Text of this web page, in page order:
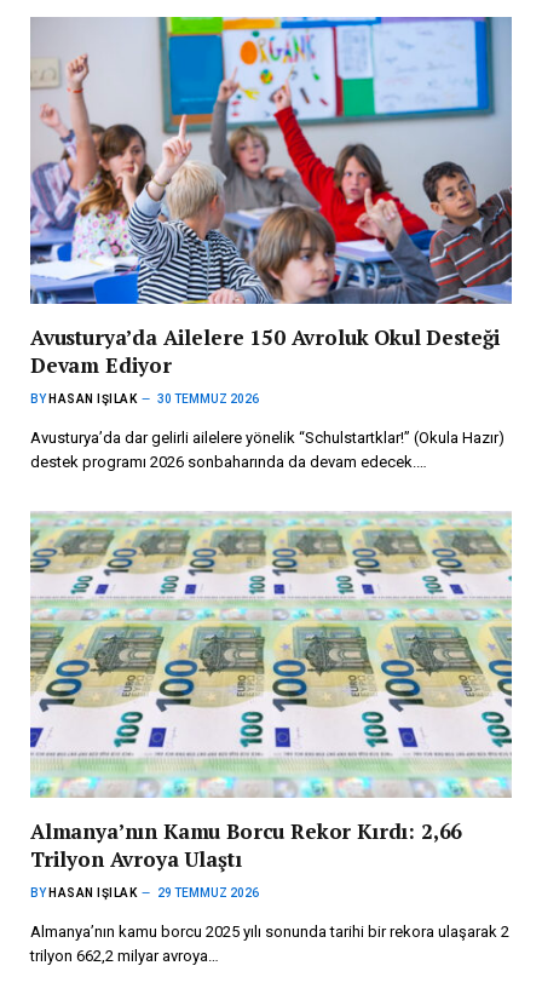
Avusturya’da Ailelere 150 Avroluk Okul Desteği
Devam Ediyor
BY HASAN IŞILAK 30 TEMMUZ 2026
Avusturya’da dar gelirli ailelere yönelik “Schulstartklar!” (Okula Hazır)
destek programı 2026 sonbaharında da devam edecek.…
Almanya’nın Kamu Borcu Rekor Kırdı: 2,66
Trilyon Avroya Ulaştı
BY HASAN IŞILAK 29 TEMMUZ 2026
Almanya’nın kamu borcu 2025 yılı sonunda tarihi bir rekora ulaşarak 2
trilyon 662,2 milyar avroya…